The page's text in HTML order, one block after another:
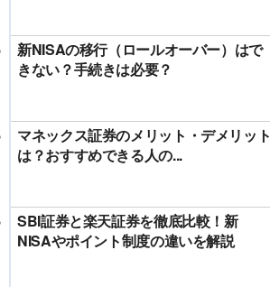
新NISAの移行（ロールオーバー）はで
きない？手続きは必要？
マネックス証券のメリット・デメリット
は？おすすめできる人の...
SBI証券と楽天証券を徹底比較！新
NISAやポイント制度の違いを解説